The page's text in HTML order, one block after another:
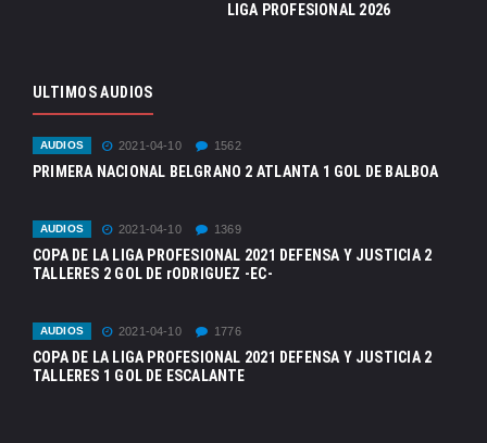
LIGA PROFESIONAL 2026
ULTIMOS AUDIOS
AUDIOS 2021-04-10 1562
PRIMERA NACIONAL BELGRANO 2 ATLANTA 1 GOL DE BALBOA
AUDIOS 2021-04-10 1369
COPA DE LA LIGA PROFESIONAL 2021 DEFENSA Y JUSTICIA 2
TALLERES 2 GOL DE rODRIGUEZ -EC-
AUDIOS 2021-04-10 1776
COPA DE LA LIGA PROFESIONAL 2021 DEFENSA Y JUSTICIA 2
TALLERES 1 GOL DE ESCALANTE